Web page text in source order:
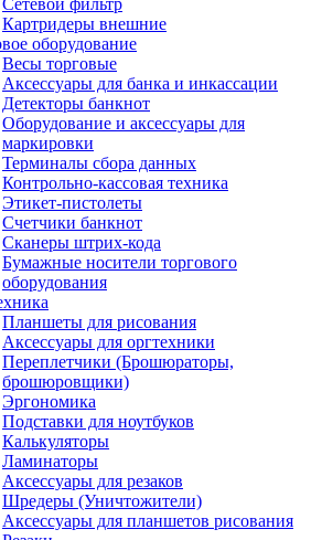
Сетевой фильтр
Картридеры внешние
оборудование
Весы торговые
Аксессуары для банка и инкассации
Детекторы банкнот
Оборудование и аксессуары для
маркировки
Терминалы сбора данных
Контрольно-кассовая техника
Этикет-пистолеты
Счетчики банкнот
Сканеры штрих-кода
Бумажные носители торгового
оборудования
Планшеты для рисования
Аксессуары для оргтехники
Переплетчики (Брошюраторы,
брошюровщики)
Эргономика
Подставки для ноутбуков
Калькуляторы
Ламинаторы
Аксессуары для резаков
Шредеры (Уничтожители)
Аксессуары для планшетов рисования